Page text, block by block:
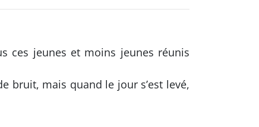
ces jeunes et moins jeunes réunis
bruit, mais quand le jour s’est levé,